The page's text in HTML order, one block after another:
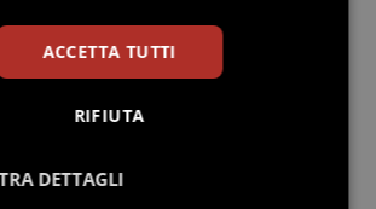
di famiglia
potestà genitoriale,
ACCETTA TUTTI
RIFIUTA
DETTAGLI